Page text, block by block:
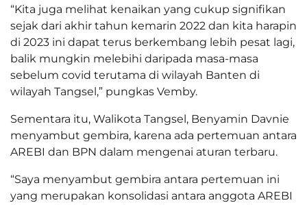
“Kita juga melihat kenaikan yang cukup signifikan
sejak dari akhir tahun kemarin 2022 dan kita harapin
di 2023 ini dapat terus berkembang lebih pesat lagi,
balik mungkin melebihi daripada masa-masa
sebelum covid terutama di wilayah Banten di
wilayah Tangsel,” pungkas Vemby.
Sementara itu, Walikota Tangsel, Benyamin Davnie
menyambut gembira, karena ada pertemuan antara
AREBI dan BPN dalam mengenai aturan terbaru.
“Saya menyambut gembira antara pertemuan ini
yang merupakan konsolidasi antara anggota AREBI